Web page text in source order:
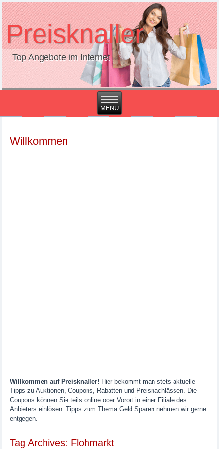
Preisknaller
Top Angebote im Internet
Willkommen
Willkommen auf Preisknaller! Hier bekommt man stets aktuelle
Tipps zu Auktionen, Coupons, Rabatten und Preisnachlässen. Die
Coupons können Sie teils online oder Vorort in einer Filiale des
Anbieters einlösen. Tipps zum Thema Geld Sparen nehmen wir gerne
entgegen.
Tag Archives: Flohmarkt